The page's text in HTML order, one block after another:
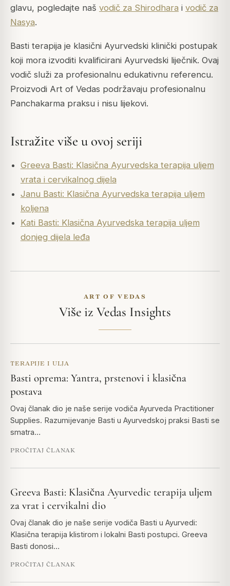
glavu, pogledajte naš vodič za Shirodhara i vodič za
Nasya.
Basti terapija je klasični Ayurvedski klinički postupak
koji mora izvoditi kvalificirani Ayurvedski liječnik. Ovaj
vodič služi za profesionalnu edukativnu referencu.
Proizvodi Art of Vedas podržavaju profesionalnu
Panchakarma praksu i nisu lijekovi.
Istražite više u ovoj seriji
Greeva Basti: Klasična Ayurvedska terapija uljem
vrata i cervikalnog dijela
Janu Basti: Klasična Ayurvedska terapija uljem
koljena
Kati Basti: Klasična Ayurvedska terapija uljem
donjeg dijela leđa
ART OF VEDAS
Više iz Vedas Insights
TERAPIJE I ULJA
Basti oprema: Yantra, prstenovi i klasična
postava
Ovaj članak dio je naše serije vodiča Ayurveda Practitioner
Supplies. Razumijevanje Basti u Ayurvedskoj praksi Basti se
smatra…
PROČITAJ ČLANAK
Greeva Basti: Klasična Ayurvedic terapija uljem
za vrat i cervikalni dio
Ovaj članak dio je naše serije vodiča Basti u Ayurvedi:
Klasična terapija klistirom i lokalni Basti postupci. Greeva
Basti donosi…
PROČITAJ ČLANAK